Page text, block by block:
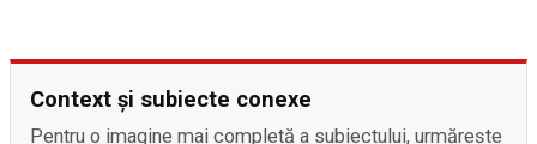
Context și subiecte conexe
Pentru o imagine mai completă a subiectului, urmărește